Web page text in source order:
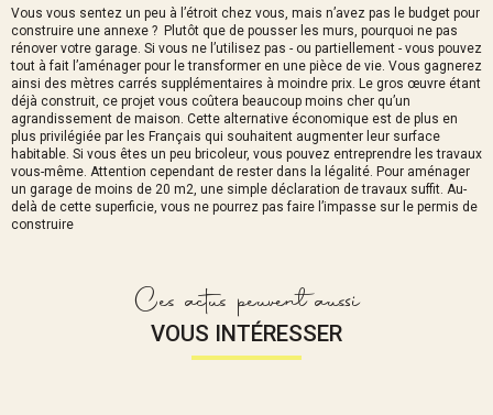
Vous vous sentez un peu à l’étroit chez vous, mais n’avez pas le budget pour
construire une annexe ? Plutôt que de pousser les murs, pourquoi ne pas
rénover votre garage. Si vous ne l’utilisez pas - ou partiellement - vous pouvez
tout à fait l’aménager pour le transformer en une pièce de vie. Vous gagnerez
ainsi des mètres carrés supplémentaires à moindre prix. Le gros œuvre étant
déjà construit, ce projet vous coûtera beaucoup moins cher qu’un
agrandissement de maison. Cette alternative économique est de plus en
plus privilégiée par les Français qui souhaitent augmenter leur surface
habitable. Si vous êtes un peu bricoleur, vous pouvez entreprendre les travaux
vous-même. Attention cependant de rester dans la légalité. Pour aménager
un garage de moins de 20 m2, une simple déclaration de travaux suffit. Au-
delà de cette superficie, vous ne pourrez pas faire l’impasse sur le permis de
construire
Ces actus peuvent aussi
VOUS INTÉRESSER